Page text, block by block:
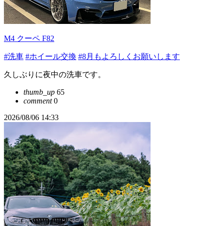
M4 クーペ F82
#洗車 #ホイール交換 #8月もよろしくお願いします
久しぶりに夜中の洗車です。
thumb_up 65
comment0
2026/08/06 14:33